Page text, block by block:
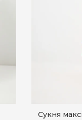
Сукня